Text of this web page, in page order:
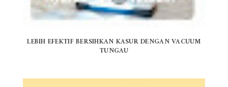
LEBIH EFEKTIF BERSIHKAN KASUR DENGAN VACUUM
TUNGAU